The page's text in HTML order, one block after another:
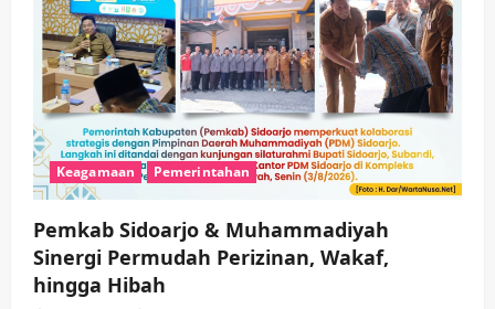
Keagamaan Pemerintahan
Pemkab Sidoarjo & Muhammadiyah
Sinergi Permudah Perizinan, Wakaf,
hingga Hibah